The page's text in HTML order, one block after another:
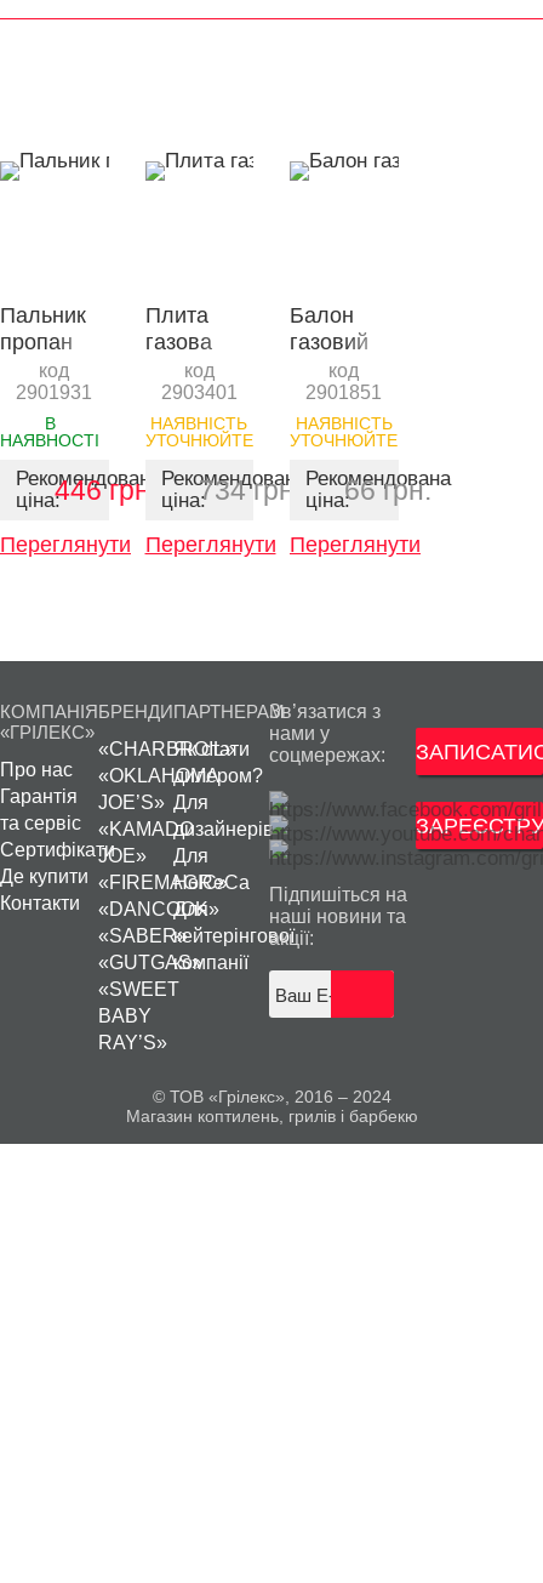
Пальник
пропан
короткий з
клапаном
Ø60мм
420мм
SIGMA
код
2901931
В
НАЯВНОСТІ
Рекомендована
ціна:446 грн.
Переглянути
Плита
газова
інфрачервона
п’єзопідпалом
та
адаптером
SIGMA
код
2903401
НАЯВНІСТЬ
УТОЧНЮЙТЕ
Рекомендована
ціна:734 грн.
Переглянути
Балон
газовий
всесезонний
220г
SIGMA
код
2901851
НАЯВНІСТЬ
УТОЧНЮЙТЕ
Рекомендована
ціна:66 грн.
Переглянути
КОМПАНІЯ
«ГРІЛЕКС»
Про нас
Гарантія
та сервіс
Сертифікати
Де купити
Контакти
БРЕНДИ
«CHARBROIL»
«OKLAHOMA
JOE’S»
«KAMADO
JOE»
«FIREMAGIC»
«DANCOOK»
«SABER»
«GUTGAS»
«SWEET
BABY
RAY’S»
ПАРТНЕРАМ
Як стати
дилером?
Для
дизайнерів
Для
HoReCa
Для
кейтерінгової
компанії
Зв’язатися з
нами у
соцмережах:
Підпишіться на
наші новини та
акції:
© ТОВ «Грілекс», 2016 – 2024
Магазин коптилень, грилів і барбекю